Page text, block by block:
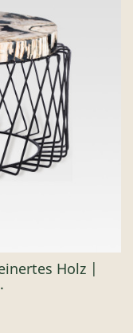
Holz |